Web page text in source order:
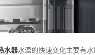
水器水温的快速变化主要有